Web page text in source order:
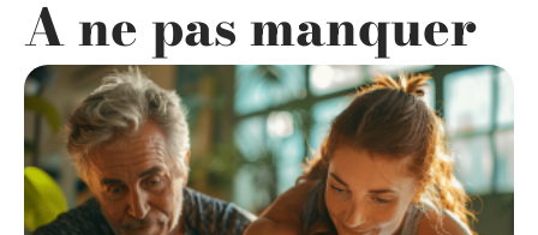
A ne pas manquer